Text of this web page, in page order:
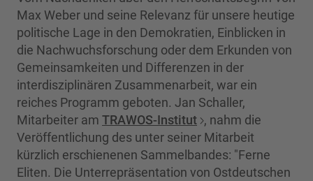
Max Weber und seine Relevanz für unsere heutige
politische Lage in den Demokratien, Einblicken in
die Nachwuchsforschung oder dem Erkunden von
Gemeinsamkeiten und Differenzen in der
interdisziplinären Zusammenarbeit, war ein
reiches Programm geboten. Jan Schaller,
Mitarbeiter am TRAWOS-Institut , nahm die
Veröffentlichung des unter seiner Mitarbeit
kürzlich erschienenen Sammelbandes: "Ferne
Eliten. Die Unterrepräsentation von Ostdeutschen